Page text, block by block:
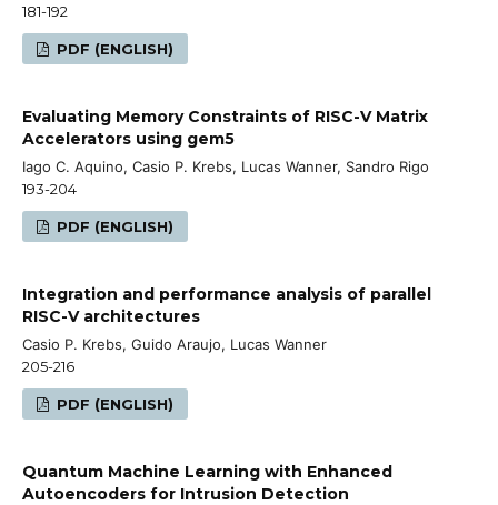
181-192
PDF (ENGLISH)
Evaluating Memory Constraints of RISC-V Matrix
Accelerators using gem5
Iago C. Aquino, Casio P. Krebs, Lucas Wanner, Sandro Rigo
193-204
PDF (ENGLISH)
Integration and performance analysis of parallel
RISC-V architectures
Casio P. Krebs, Guido Araujo, Lucas Wanner
205-216
PDF (ENGLISH)
Quantum Machine Learning with Enhanced
Autoencoders for Intrusion Detection